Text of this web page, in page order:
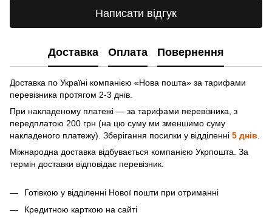
Написати відгук
Доставка Оплата Повернення
Доставка по Україні компанією «Нова пошта» зa тарифами
перевізника протягом 2-3 днів.
При накладеному платежі — за тарифами перевізника, з
передплатою 200 грн (на цю суму ми зменшимо суму
накладеного платежу). Зберігання посилки у відділенні 5 днів
Міжнародна доставка відбувається компанією Укрпошта. За
термін доставки відповідає перевізник.
Готівкою у відділенні Нової пошти при отриманні
Кредитною карткою на сайті